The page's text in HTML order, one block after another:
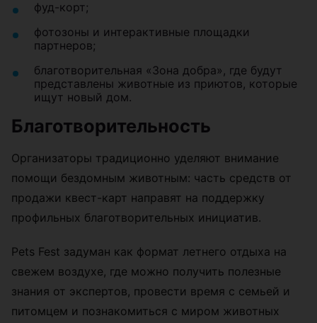
фуд-корт;
фотозоны и интерактивные площадки
партнеров;
благотворительная «Зона добра», где будут
представлены животные из приютов, которые
ищут новый дом.
Благотворительность
Организаторы традиционно уделяют внимание
помощи бездомным животным: часть средств от
продажи квест-карт направят на поддержку
профильных благотворительных инициатив.
Pets Fest задуман как формат летнего отдыха на
свежем воздухе, где можно получить полезные
знания от экспертов, провести время с семьей и
питомцем и познакомиться с миром животных